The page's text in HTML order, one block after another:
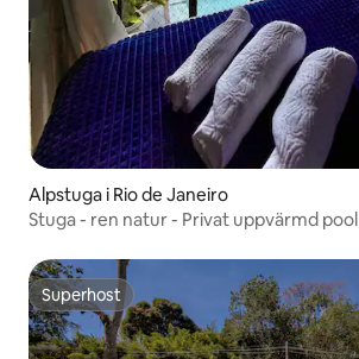
Alpstuga i Rio de Janeiro
Stuga - ren natur - Privat uppvärmd pool
Superhost
Superhost